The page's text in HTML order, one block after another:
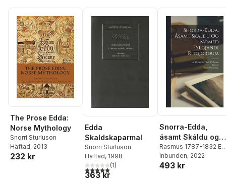
The Prose Edda:
Norse Mythology
Snorri Sturluson
Häftad, 2013
232 kr
Edda
Skaldskaparmal
Snorri Sturluson
Häftad, 1998
5,0utav 5 stjärnor. Totalt antal röster:
(1)
363 kr
Snorra-Edda,
ásamt Skáldu og
Þarmeð fylgjandi
ritgjörðum
Rasmus 1787-1832 Ed
Rask,Snorri Sturluson
Hvitaskáld Ca Ólafr
Inbunden, 2022
493 kr